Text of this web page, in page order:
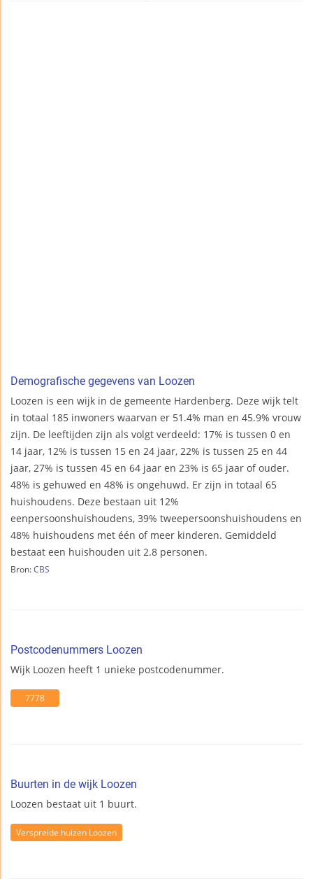
Demografische gegevens van Loozen
Loozen is een wijk in de gemeente Hardenberg. Deze wijk telt
in totaal 185 inwoners waarvan er 51.4% man en 45.9% vrouw
zijn. De leeftijden zijn als volgt verdeeld: 17% is tussen 0 en
14 jaar, 12% is tussen 15 en 24 jaar, 22% is tussen 25 en 44
jaar, 27% is tussen 45 en 64 jaar en 23% is 65 jaar of ouder.
48% is gehuwed en 48% is ongehuwd. Er zijn in totaal 65
huishoudens. Deze bestaan uit 12%
eenpersoonshuishoudens, 39% tweepersoonshuishoudens en
48% huishoudens met één of meer kinderen. Gemiddeld
bestaat een huishouden uit 2.8 personen.
Bron: CBS
Postcodenummers Loozen
Wijk Loozen heeft 1 unieke postcodenummer.
7778
Buurten in de wijk Loozen
Loozen bestaat uit 1 buurt.
Verspreide huizen Loozen